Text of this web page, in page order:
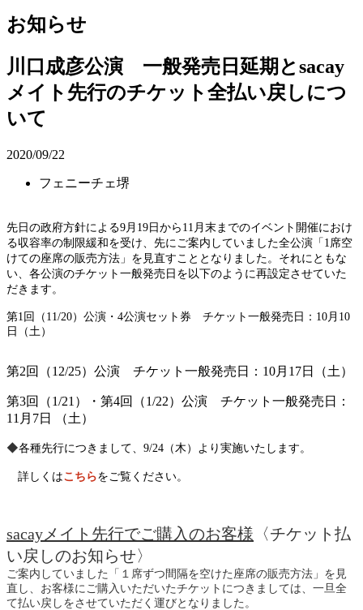
お知らせ
川口成彦公演 一般発売日延期とsacay
メイト先行のチケット全払い戻しにつ
いて
2020/09/22
フェニーチェ堺
先日の政府方針による9 月 19日から 11 月末までのイベント開催におけ
る収容率の制限緩和を受け、先にご案内していました全公演「 1 席空
けての座席の販売方法」を見直すこととなりました。それにともな
い、各公演のチケット一般発売日を以下のように再設定させていた
だきます。
第1 回（ 11/20）公演・ 4公演セット券 チケット一般発売日： 10 月 10
日（土）
第2回（12/25）公演 チケット一般発売日： 10月 17日（土）
第3回（1/21 ）・第4回（1/22）公演 チケット一般発売日：
11 月 7日 （土）
◆各種先行につきまして、9/24（木）より実施いたします。
詳しくはこちらをご覧ください。
sacayメイト先行でご購入のお客様 〈チケット払
い戻しのお知らせ〉
ご案内していました「１席ずつ間隔を空けた座席の販売方法」を見
直し、お客様にご購入いただいたチケットにつきましては、一旦全
て払い戻しをさせていただく運びとなりました。